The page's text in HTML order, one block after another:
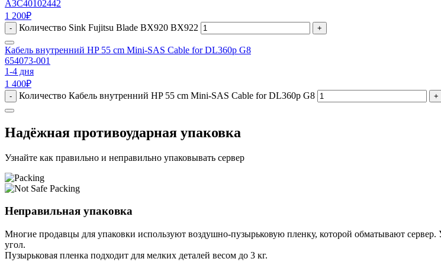
A3C40102442
1 200₽
- Количество Sink Fujitsu Blade BX920 BX922 +
Кабель внутренний HP 55 cm Mini-SAS Cable for DL360p G8
654073-001
1-4 дня
1 400₽
- Количество Кабель внутренний HP 55 cm Mini-SAS Cable for DL360p G8 +
Надёжная противоударная упаковка
Узнайте как правильно и неправильно упаковывать сервер
Неправильная упаковка
Многие продавцы для упаковки используют воздушно-пузырьковую пленку, которой обматывают
угол.
Пузырьковая пленка подходит для мелких деталей весом до 3 кг.